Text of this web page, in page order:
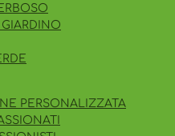
PERSONALIZZATA